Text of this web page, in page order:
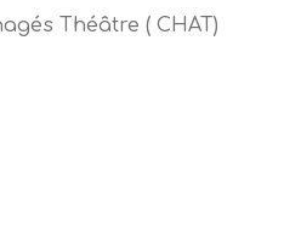
Théâtre ( CHAT)